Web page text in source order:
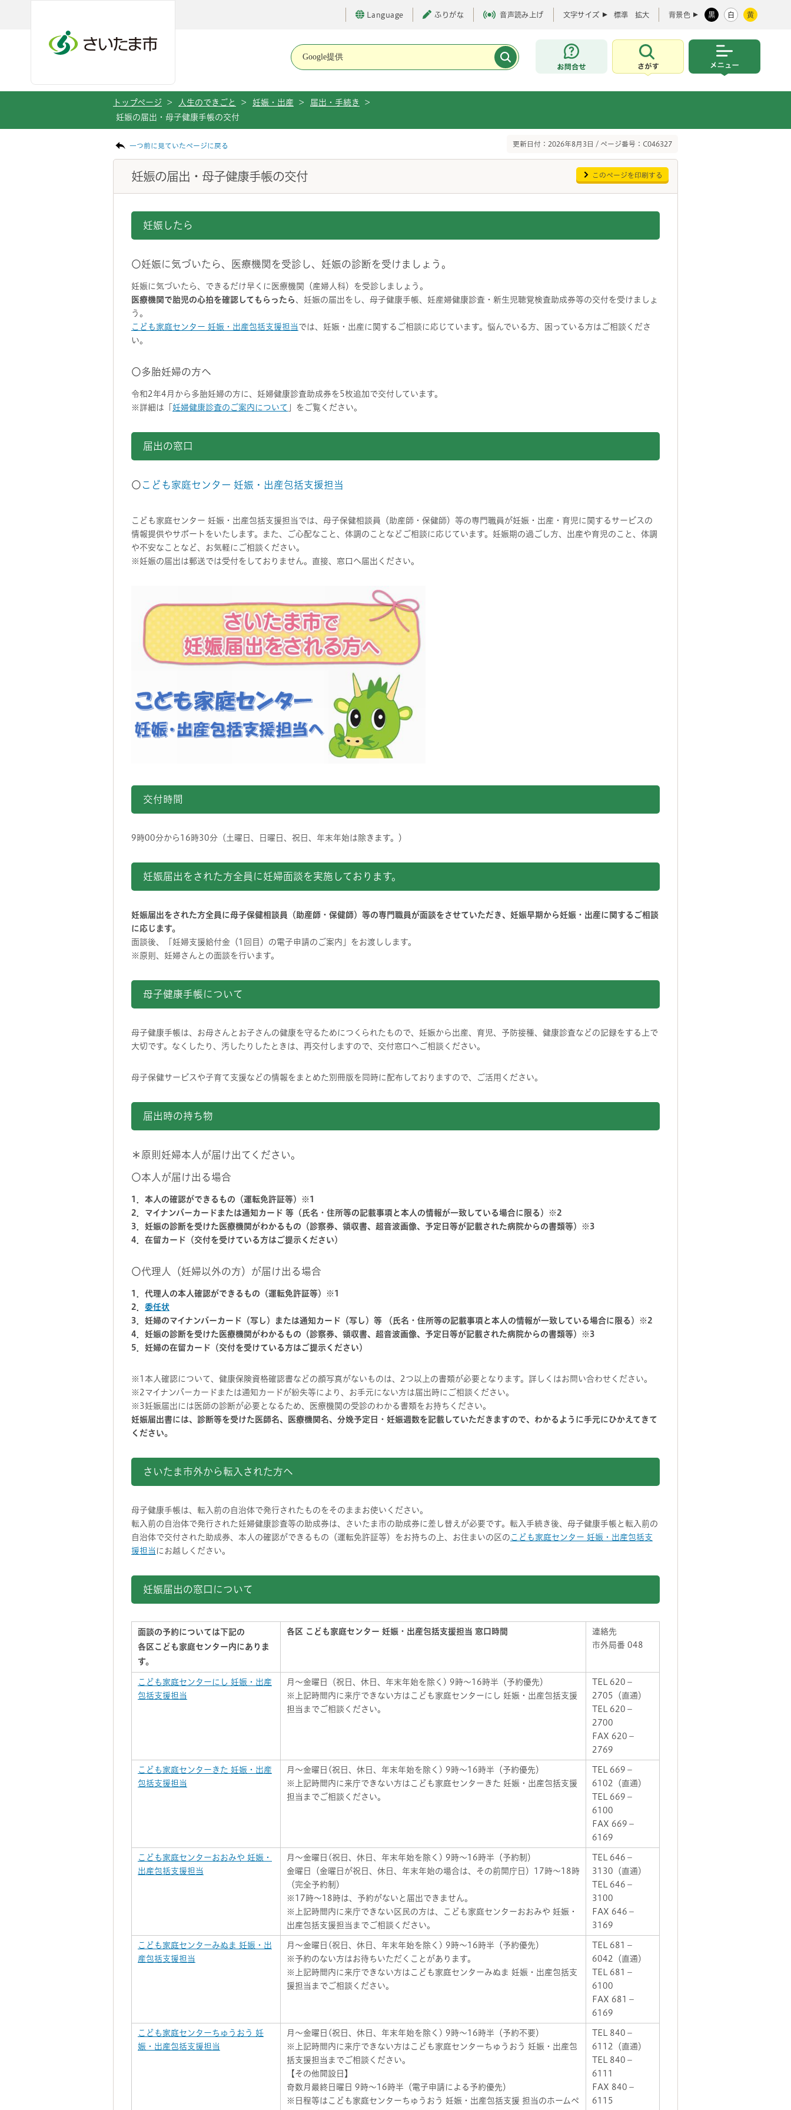
Language ふりがな 音声読み上げ 文字サイズ 標準 拡大 背景色 黒 白 黄
お問合せ
さがす
トップページ > 人生のできごと > 妊娠・出産 > 届出・手続き
>
妊娠の届出・母子健康手帳の交付
一つ前に見ていたページに戻る 更新日付：2026年8月3日 / ページ番号：C046327
妊娠の届出・母子健康手帳の交付 このページを印刷する
妊娠したら
〇妊娠に気づいたら、医療機関を受診し、妊娠の診断を受けましょう。
妊娠に気づいたら、できるだけ早くに医療機関（産婦人科）を受診しましょう。
医療機関で胎児の心拍を確認してもらったら 、妊娠の届出をし、母子健康手帳、妊産婦健康診査・新生児聴覚検査助成券等の交付を受けましょ
う。
こども家庭センター 妊娠・出産包括支援担当 では、妊娠・出産に関するご相談に応じています。悩んでいる方、困っている方はご相談くださ
い。
〇多胎妊婦の方へ
令和2年4月から多胎妊婦の方に、妊婦健康診査助成券を5枚追加で交付しています。
※詳細は「 妊婦健康診査のご案内について 」をご覧ください。
届出の窓口
〇 こども家庭センター 妊娠・出産包括支援担当
こども家庭センター 妊娠・出産包括支援担当では、母子保健相談員（助産師・保健師）等の専門職員が妊娠・出産・育児に関するサービスの
情報提供やサポートをいたします。また、ご心配なこと、体調のことなどご相談に応じています。妊娠期の過ごし方、出産や育児のこと、体調
や不安なことなど、お気軽にご相談ください。
※妊娠の届出は郵送では受付をしておりません。直接、窓口へ届出ください。
交付時間
9時00分から16時30分（土曜日、日曜日、祝日、年末年始は除きます。）
妊娠届出をされた方全員に妊婦面談を実施しております。
妊娠届出をされた方全員に母子保健相談員（助産師・保健師）等の専門職員が面談をさせていただき、妊娠早期から妊娠・出産に関するご相談
に応じます。
面談後、「妊婦支援給付金（1回目）の電子申請のご案内」をお渡しします。
※原則、妊婦さんとの面談を行います。
母子健康手帳について
母子健康手帳は、お母さんとお子さんの健康を守るためにつくられたもので、妊娠から出産、育児、予防接種、健康診査などの記録をする上で
大切です。なくしたり、汚したりしたときは、再交付しますので、交付窓口へご相談ください。
母子保健サービスや子育て支援などの情報をまとめた別冊版を同時に配布しておりますので、ご活用ください。
届出時の持ち物
＊原則妊婦本人が届け出てください。
〇本人が届け出る場合
1．本人の確認ができるもの（運転免許証等）※1
2．マイナンバーカードまたは通知カード 等（氏名・住所等の記載事項と本人の情報が一致している場合に限る）※2
3．妊娠の診断を受けた医療機関がわかるもの（診察券、領収書、超音波画像、予定日等が記載された病院からの書類等）※3
4．在留カード（交付を受けている方はご提示ください）
〇代理人（妊婦以外の方）が届け出る場合
1．代理人の本人確認ができるもの（運転免許証等）※1
2． 委任状
3．妊婦のマイナンバーカード（写し）または通知カード（写し）等 （氏名・住所等の記載事項と本人の情報が一致している場合に限る）※2
4．妊娠の診断を受けた医療機関がわかるもの（診察券、領収書、超音波画像、予定日等が記載された病院からの書類等）※3
5．妊婦の在留カード（交付を受けている方はご提示ください）
※1本人確認について、健康保険資格確認書などの顔写真がないものは、2つ以上の書類が必要となります。詳しくはお問い合わせください。
※2マイナンバーカードまたは通知カードが紛失等により、お手元にない方は届出時にご相談ください。
※3妊娠届出には医師の診断が必要となるため、医療機関の受診のわかる書類をお持ちください。
妊娠届出書には、診断等を受けた医師名、医療機関名、分娩予定日・妊娠週数を記載していただきますので、わかるように手元にひかえてきて
ください。
さいたま市外から転入された方へ
母子健康手帳は、転入前の自治体で発行されたものをそのままお使いください。
転入前の自治体で発行された妊婦健康診査等の助成券は、さいたま市の助成券に差し替えが必要です。転入手続き後、母子健康手帳と転入前の
自治体で交付された助成券、本人の確認ができるもの（運転免許証等）をお持ちの上、お住まいの区の こども家庭センター 妊娠・出産包括支
援担当 にお越しください。
妊娠届出の窓口について
面談の予約については下記の
各区こども家庭センター内にありま
す。
各区 こども家庭センター 妊娠・出産包括支援担当 窓口時間
連絡先
市外局番 048
こども家庭センターにし 妊娠・出産
包括支援担当
月～金曜日（祝日、休日、年末年始を除く) 9時～16時半（予約優先）
※上記時間内に来庁できない方はこども家庭センターにし 妊娠・出産包括支援
担当までご相談ください。
TEL 620－
2705（直通）
TEL 620－
2700
FAX 620－
2769
こども家庭センターきた 妊娠・出産
包括支援担当
月～金曜日(祝日、休日、年末年始を除く) 9時～16時半（予約優先）
※上記時間内に来庁できない方はこども家庭センターきた 妊娠・出産包括支援
担当までご相談ください。
TEL 669－
6102（直通）
TEL 669－
6100
FAX 669－
6169
こども家庭センターおおみや 妊娠・
出産包括支援担当
月～金曜日(祝日、休日、年末年始を除く) 9時～16時半（予約制）
金曜日（金曜日が祝日、休日、年末年始の場合は、その前開庁日）17時～18時
（完全予約制）
※17時～18時は、予約がないと届出できません。
※上記時間内に来庁できない区民の方は、こども家庭センターおおみや 妊娠・
出産包括支援担当までご相談ください。
TEL 646－
3130（直通）
TEL 646－
3100
FAX 646－
3169
こども家庭センターみぬま 妊娠・出
産包括支援担当
月～金曜日(祝日、休日、年末年始を除く) 9時～16時半（予約優先）
※予約のない方はお待ちいただくことがあります。
※上記時間内に来庁できない方はこども家庭センターみぬま 妊娠・出産包括支
援担当までご相談ください。
TEL 681－
6042（直通）
TEL 681－
6100
FAX 681－
6169
こども家庭センターちゅうおう 妊
娠・出産包括支援担当
月～金曜日(祝日、休日、年末年始を除く) 9時～16時半（予約不要）
※上記時間内に来庁できない方はこども家庭センターちゅうおう 妊娠・出産包
括支援担当までご相談ください。
【その他開設日】
奇数月最終日曜日 9時～16時半（電子申請による予約優先）
※日程等はこども家庭センターちゅうおう 妊娠・出産包括支援 担当のホームペ
TEL 840－
6112（直通）
TEL 840－
6111
FAX 840－
6115